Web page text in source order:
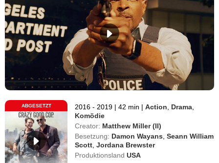
ABGESETZT 2016 - 2019 | 42 min | Action Drama
Komödie
Creator: Matthew Miller (II)
Besetzung: Damon Wayans ,Seann William
Scott ,Jordana Brewster
Produktionsland USA